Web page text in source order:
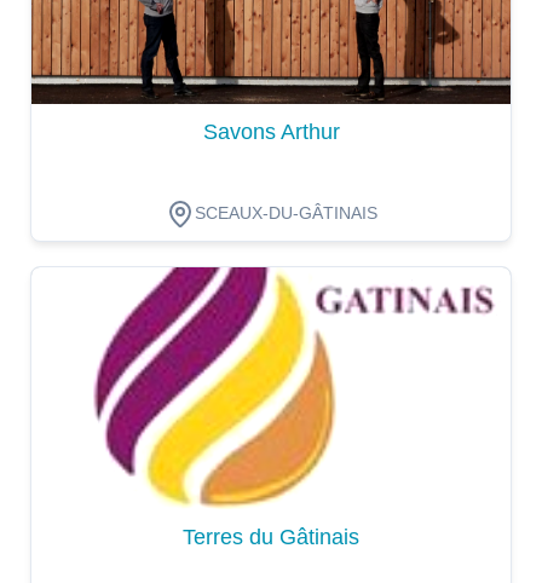
Savons Arthur
SCEAUX-DU-GÂTINAIS
Dégustation
Terres du Gâtinais